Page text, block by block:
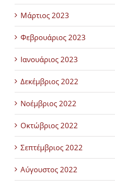
Μάρτιος 2023
Φεβρουάριος 2023
Ιανουάριος 2023
Δεκέμβριος 2022
Νοέμβριος 2022
Οκτώβριος 2022
Σεπτέμβριος 2022
Αύγουστος 2022